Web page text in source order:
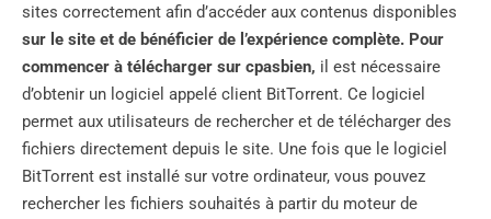
sites correctement afin d’accéder aux contenus disponibles
sur le site et de bénéficier de l’expérience complète. Pour
commencer à télécharger sur cpasbien, il est nécessaire
d’obtenir un logiciel appelé client BitTorrent. Ce logiciel
permet aux utilisateurs de rechercher et de télécharger des
fichiers directement depuis le site. Une fois que le logiciel
BitTorrent est installé sur votre ordinateur, vous pouvez
rechercher les fichiers souhaités à partir du moteur de